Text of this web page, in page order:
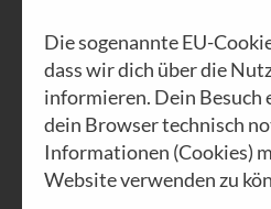
Die sogenannte EU-
dass wir dich über die
informieren. Dein Besuch
dein Browser technisch
Informationen (Cookies)
Website verwenden zu